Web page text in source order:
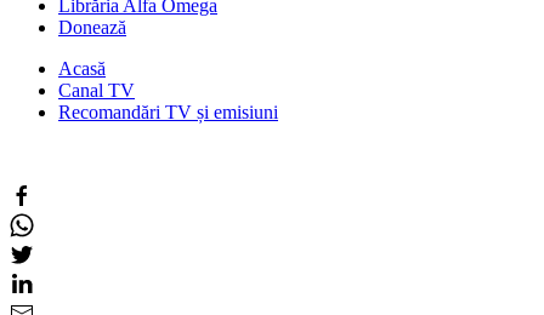
Librăria Alfa Omega
Donează
Acasă
Canal TV
Recomandări TV și emisiuni